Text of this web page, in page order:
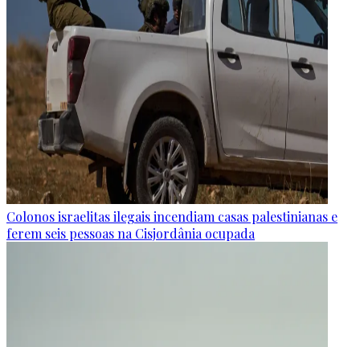
Colonos israelitas ilegais incendiam casas palestinianas e
ferem seis pessoas na Cisjordânia ocupada